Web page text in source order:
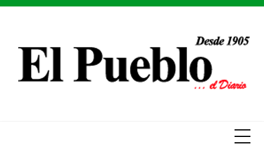
Skip